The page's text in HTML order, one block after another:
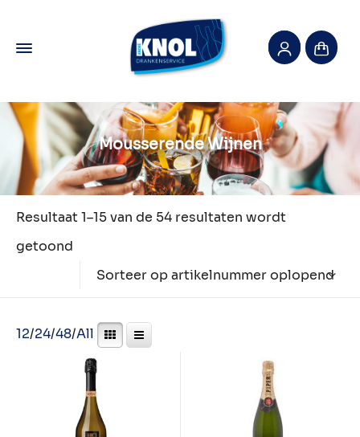
Mousserende Wijnen
Resultaat 1–15 van de 54 resultaten wordt
getoond
Sorteer op artikelnummer oplopend
12/24/48/All